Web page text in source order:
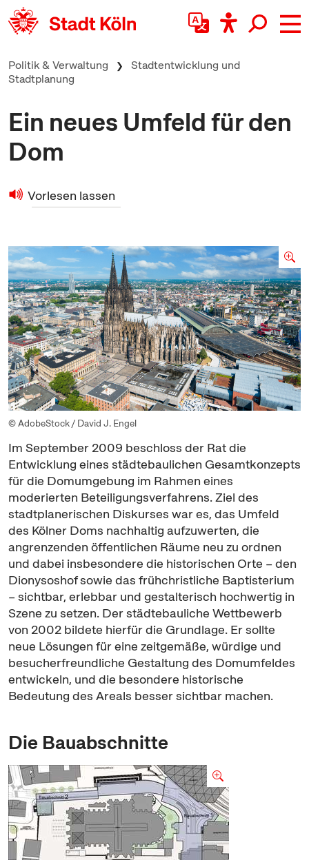
zum Inhalt springen
Politik & Verwaltung
Stadtentwicklung und
Stadtplanung
Ein neues Umfeld für den
Dom
Vorlesen lassen
© AdobeStock / David J. Engel
Im September 2009 beschloss der Rat die
Entwicklung eines städtebaulichen Gesamtkonzepts
für die Domumgebung im Rahmen eines
moderierten Beteiligungsverfahrens. Ziel des
stadtplanerischen Diskurses war es, das Umfeld
des Kölner Doms nachhaltig aufzuwerten, die
angrenzenden öffentlichen Räume neu zu ordnen
und dabei insbesondere die historischen Orte – den
Dionysoshof sowie das frühchristliche Baptisterium
– sichtbar, erlebbar und gestalterisch hochwertig in
Szene zu setzen. Der städtebauliche Wettbewerb
von 2002 bildete hierfür die Grundlage. Er sollte
neue Lösungen für eine zeitgemäße, würdige und
besucherfreundliche Gestaltung des Domumfeldes
entwickeln, und die besondere historische
Bedeutung des Areals besser sichtbar machen.
Die Bauabschnitte